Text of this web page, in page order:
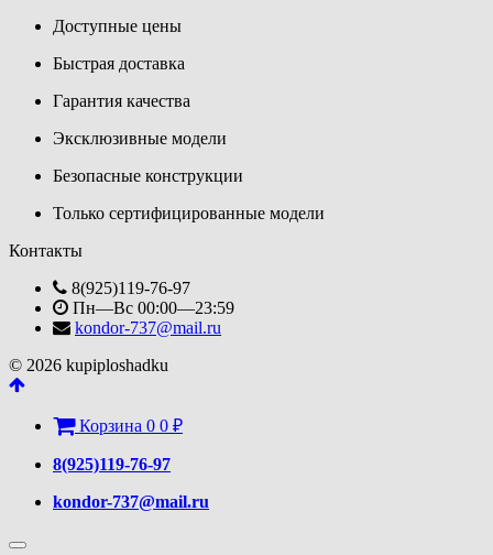
Доступные цены
Быстрая доставка
Гарантия качества
Эксклюзивные модели
Безопасные конструкции
Только сертифицированные модели
Контакты
8(925)119-76-97
Пн—Вс 00:00—23:59
kondor-737@mail.ru
© 2026 kupiploshadku
Корзина 0 0 ₽
8(925)119-76-97
kondor-737@mail.ru